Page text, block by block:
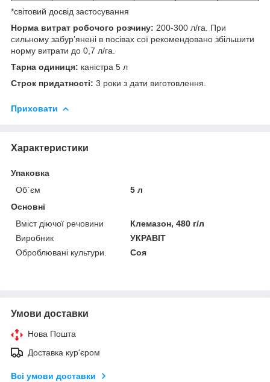
*світовий досвід застосування
Норма витрат робочого розчину: 200-300 л/га. При
сильному забур’янені в посівах сої рекомендовано збільшити
норму витрати до 0,7 л/га.
Тарна одиниця: каністра 5 л
Строк придатності: 3 роки з дати виготовлення.
Приховати
Характеристики
Упаковка
Об`єм
5 л
Основні
Вміст діючої речовини
Клемазон, 480 г/л
Виробник
УКРАВІТ
Оброблювані культури.
Соя
Умови доставки
Нова Пошта
Доставка кур'єром
Всі умови доставки